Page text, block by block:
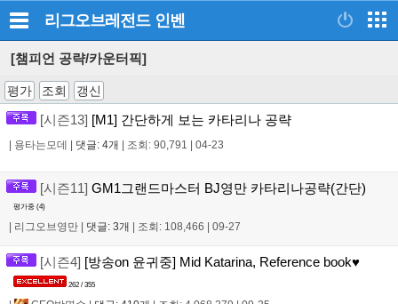
리그오브레전드 인벤
[챔피언 공략/카운터픽]
평가 조회 갱신
[시즌13] [M1] 간단하게 보는 카타리나 공략
용타는모데 댓글: 4개 조회: 90,791 04-23
[시즌11] GM1그랜드마스터 BJ영만 카타리나공략(간단)
평가중 (4)
리그오브영만 댓글: 3개 조회: 108,466 09-27
[시즌4] [방송on 윤귀중] Mid Katarina, Reference book♥
262 / 355